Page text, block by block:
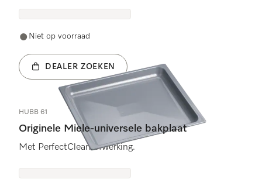
Niet op voorraad
DEALER ZOEKEN
HUBB 61
Originele Miele-universele bakplaat
Met PerfectClean-afwerking.